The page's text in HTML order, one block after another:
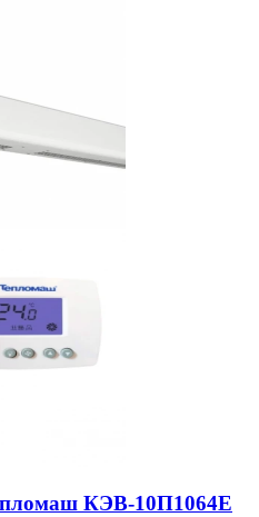
КЭВ-10П1064Е